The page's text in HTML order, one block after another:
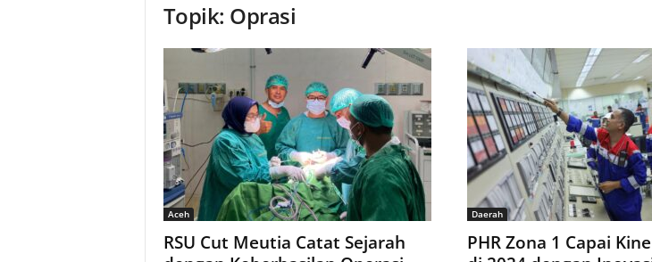
Topik: Oprasi
Aceh
RSU Cut Meutia Catat Sejarah
Daerah
PHR Zona 1 Capai